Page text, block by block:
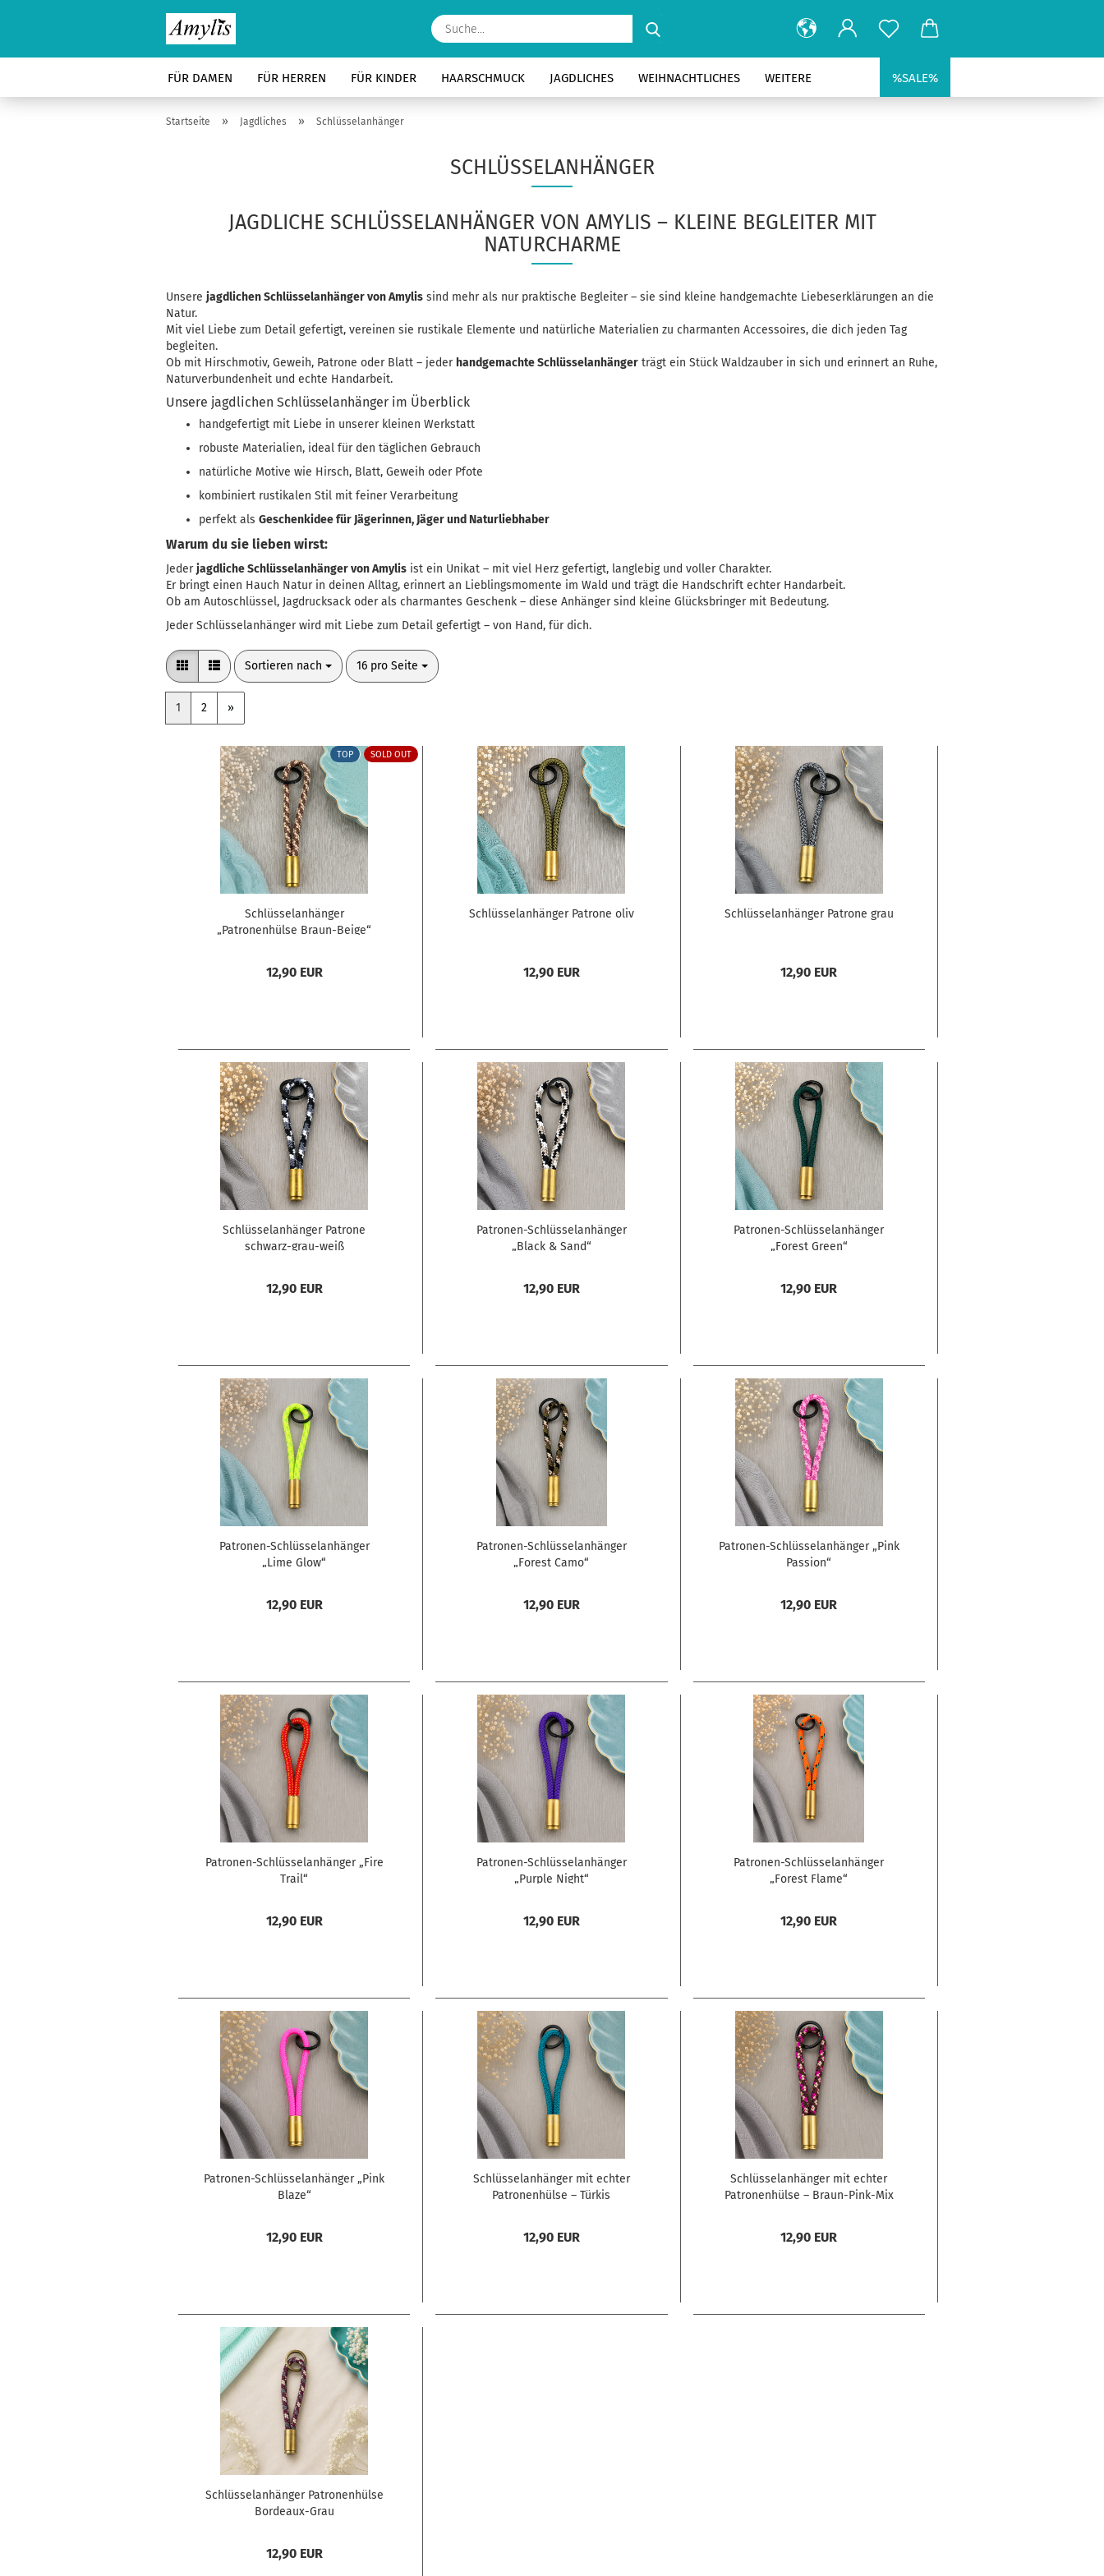
FÜR DAMEN FÜR HERREN FÜR KINDER HAARSCHMUCK JAGDLICHES WEIHNACHTLICHES %SALE%
WEITERE
Startseite » Jagdliches » Schlüsselanhänger
SCHLÜSSELANHÄNGER
JAGDLICHE SCHLÜSSELANHÄNGER VON AMYLIS – KLEINE BEGLEITER MIT
NATURCHARME
Unsere jagdlichen Schlüsselanhänger von Amylis sind mehr als nur praktische Begleiter – sie sind kleine handgemachte Liebeserklärungen an die
Natur.
Mit viel Liebe zum Detail gefertigt, vereinen sie rustikale Elemente und natürliche Materialien zu charmanten Accessoires, die dich jeden Tag
begleiten.
Ob mit Hirschmotiv, Geweih, Patrone oder Blatt – jeder handgemachte Schlüsselanhänger trägt ein Stück Waldzauber in sich und erinnert an Ruhe,
Naturverbundenheit und echte Handarbeit.
Unsere jagdlichen Schlüsselanhänger im Überblick
handgefertigt mit Liebe in unserer kleinen Werkstatt
robuste Materialien, ideal für den täglichen Gebrauch
natürliche Motive wie Hirsch, Blatt, Geweih oder Pfote
kombiniert rustikalen Stil mit feiner Verarbeitung
perfekt als Geschenkidee für Jägerinnen, Jäger und Naturliebhaber
Warum du sie lieben wirst:
Jederjagdliche Schlüsselanhänger von Amylis ist ein Unikat – mit viel Herz gefertigt, langlebig und voller Charakter.
Er bringt einen Hauch Natur in deinen Alltag, erinnert an Lieblingsmomente im Wald und trägt die Handschrift echter Handarbeit.
Ob am Autoschlüssel, Jagdrucksack oder als charmantes Geschenk – diese Anhänger sind kleine Glücksbringer mit Bedeutung.
Jeder Schlüsselanhänger wird mit Liebe zum Detail gefertigt – von Hand, für dich.
Sortieren nach
Sortieren nach 16 pro Seite
pro Seite
1 2 »
TOP SOLD OUT
Schlüsselanhänger
„Patronenhülse Braun-Beige“
12,90 EUR
Schlüsselanhänger Patrone oliv
12,90 EUR
Schlüsselanhänger Patrone grau
12,90 EUR
Schlüsselanhänger Patrone
schwarz-grau-weiß
12,90 EUR
Patronen-Schlüsselanhänger
„Black & Sand“
12,90 EUR
Patronen-Schlüsselanhänger
„Forest Green“
12,90 EUR
Patronen-Schlüsselanhänger
„Lime Glow“
12,90 EUR
Patronen-Schlüsselanhänger
„Forest Camo“
12,90 EUR
Patronen-Schlüsselanhänger „Pink
Passion“
12,90 EUR
Patronen-Schlüsselanhänger „Fire
Trail“
12,90 EUR
Patronen-Schlüsselanhänger
„Purple Night“
12,90 EUR
Patronen-Schlüsselanhänger
„Forest Flame“
12,90 EUR
Patronen-Schlüsselanhänger „Pink
Blaze“
12,90 EUR
Schlüsselanhänger mit echter
Patronenhülse – Türkis
12,90 EUR
Schlüsselanhänger mit echter
Patronenhülse – Braun-Pink-Mix
12,90 EUR
Schlüsselanhänger Patronenhülse
Bordeaux-Grau
12,90 EUR